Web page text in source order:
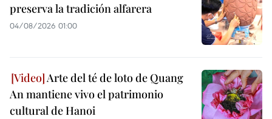
preserva la tradición alfarera
04/08/2026 01:00
Arte del té de loto de Quang
An mantiene vivo el patrimonio
cultural de Hanoi